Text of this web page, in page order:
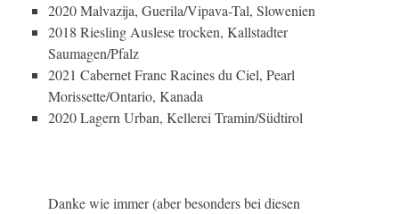
2020 Malvazija, Guerila/Vipava-Tal, Slowenien
2018 Riesling Auslese trocken, Kallstadter
Saumagen/Pfalz
2021 Cabernet Franc Racines du Ciel, Pearl
Morissette/Ontario, Kanada
2020 Lagern Urban, Kellerei Tramin/Südtirol
Danke wie immer (aber besonders bei diesen